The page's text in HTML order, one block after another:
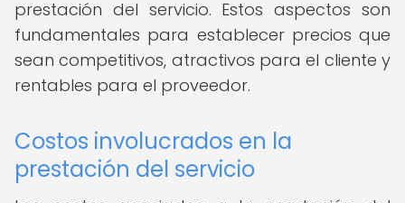
prestación del servicio. Estos aspectos son
fundamentales para establecer precios que
sean competitivos, atractivos para el cliente y
rentables para el proveedor.
Costos involucrados en la
prestación del servicio